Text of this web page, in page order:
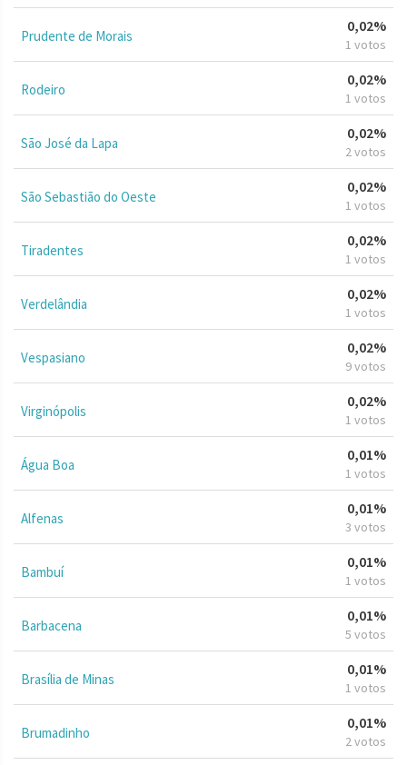
Prudente de Morais
0,02%
1 votos
Rodeiro
0,02%
1 votos
São José da Lapa
0,02%
2 votos
São Sebastião do Oeste
0,02%
1 votos
Tiradentes
0,02%
1 votos
Verdelândia
0,02%
1 votos
Vespasiano
0,02%
9 votos
Virginópolis
0,02%
1 votos
Água Boa
0,01%
1 votos
Alfenas
0,01%
3 votos
Bambuí
0,01%
1 votos
Barbacena
0,01%
5 votos
Brasília de Minas
0,01%
1 votos
Brumadinho
0,01%
2 votos